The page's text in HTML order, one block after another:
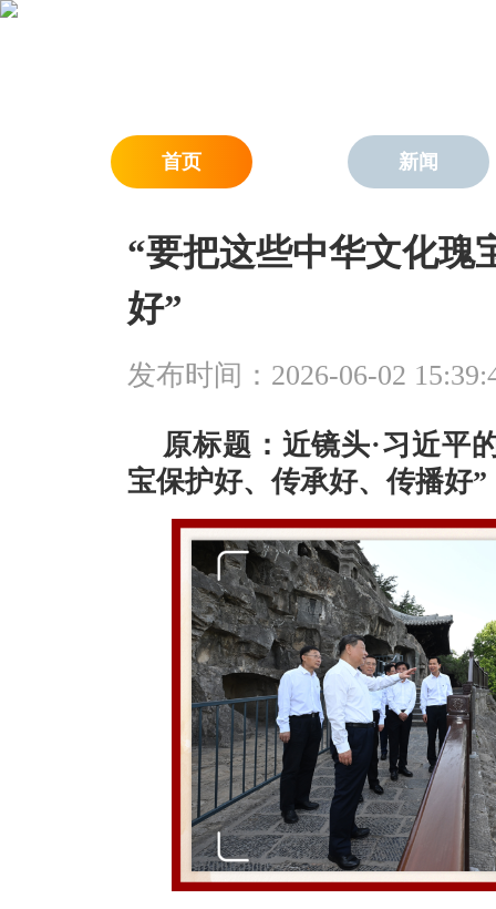
首页 新闻
“要把这些中华文化瑰
好”
发布时间：2026-06-02
原标题：近镜头·习近平
宝保护好、传承好、传播好”